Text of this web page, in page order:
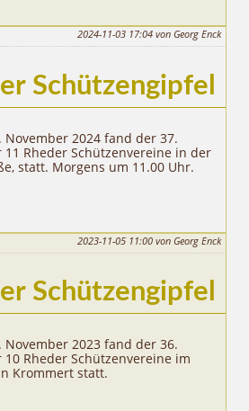
2024-11-03 17:04 von Georg Enck
Schützengipfel
November 2024 fand der 37.
Rheder Schützenvereine in der
statt. Morgens um 11.00 Uhr.
2023-11-05 11:00 von Georg Enck
Schützengipfel
November 2023 fand der 36.
Rheder Schützenvereine im
Krommert statt.